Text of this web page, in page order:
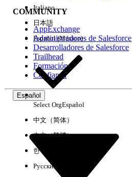
Experiencia
COMMUNITY
AppExchange
Administradores de Salesforce
Desarrolladores de Salesforce
Trailhead
Formación
Confianza
Español
Italiano
日本語
Español (México)
Select OrgEspañol
中文（简体）
中文（繁體）
한국어
Русский